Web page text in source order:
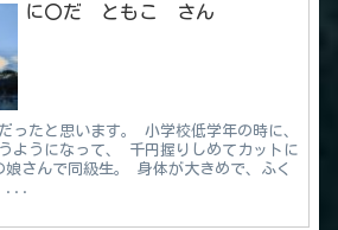
に〇だ ともこ さん
ったと思います。 小学校低学年の時に、
ようになって、 千円握りしめてカットに
さんで同級生。 身体が大きめで、ふく
...